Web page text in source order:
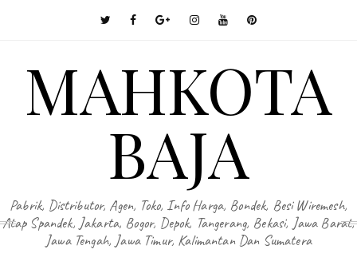
MAHKOTA
BAJA
Pabrik, Distributor, Agen, Toko, Info Harga, Bondek, Besi Wiremesh,
Atap Spandek, Jakarta, Bogor, Depok, Tangerang, Bekasi, Jawa Barat,
Jawa Tengah, Jawa Timur, Kalimantan Dan Sumatera